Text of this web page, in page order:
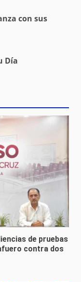
con sus
Día
de pruebas
contra dos